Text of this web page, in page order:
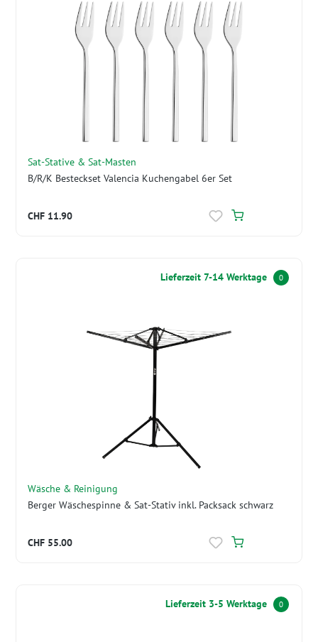
Sat-Stative & Sat-Masten
B/R/K Besteckset Valencia Kuchengabel 6er Set
CHF 11.90
Lieferzeit 7-14 Werktage 0
Wäsche & Reinigung
Berger Wäschespinne & Sat-Stativ inkl. Packsack schwarz
CHF 55.00
Lieferzeit 3-5 Werktage 0